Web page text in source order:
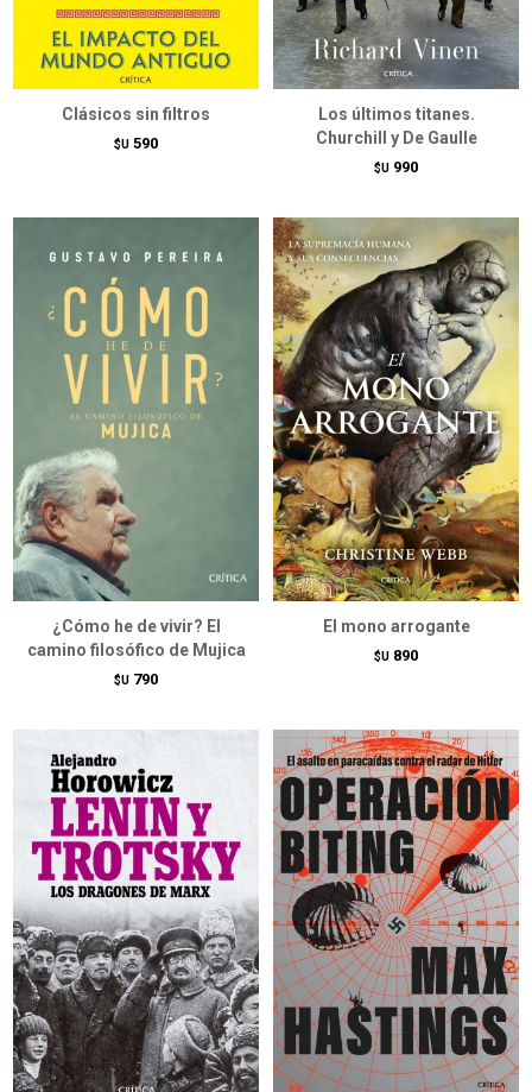
Clásicos sin filtros
$U 590
Los últimos titanes.
Churchill y De Gaulle
$U 990
¿Cómo he de vivir? El
camino filosófico de Mujica
$U 790
El mono arrogante
$U 890